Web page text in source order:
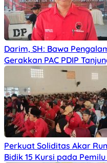
Darim, SH: Bawa
Gerakkan PAC PDIP
Perkuat Soliditas Akar
Bidik 15 Kursi pada